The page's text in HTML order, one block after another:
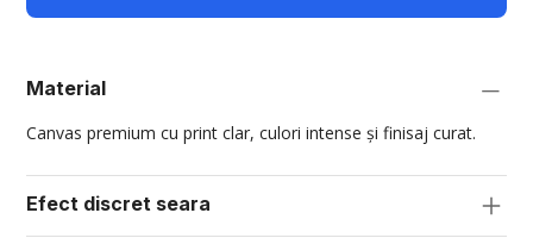
Material
Canvas premium cu print clar, culori intense și finisaj curat.
Efect discret seara